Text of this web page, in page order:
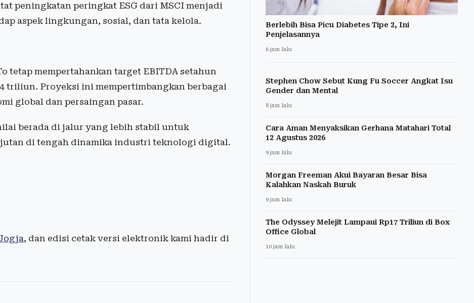
peningkatan peringkat ESG dari MSCI menjadi
aspek lingkungan, sosial, dan tata kelola.
tetap mempertahankan target EBITDA setahun
triliun. Proyeksi ini mempertimbangkan berbagai
global dan persaingan pasar.
berada di jalur yang lebih stabil untuk
di tengah dinamika industri teknologi digital.
, dan edisi cetak versi elektronik kami hadir di
Berlebih Bisa Picu Diabetes Tipe 2, Ini
Penjelasannya
6 jam lalu
Stephen Chow Sebut Kung Fu Soccer Angkat Isu
Gender dan Mental
8 jam lalu
Cara Aman Menyaksikan Gerhana Matahari Total
12 Agustus 2026
9 jam lalu
Morgan Freeman Akui Bayaran Besar Bisa
Kalahkan Naskah Buruk
9 jam lalu
The Odyssey Melejit Lampaui Rp17 Triliun di Box
Office Global
10 jam lalu